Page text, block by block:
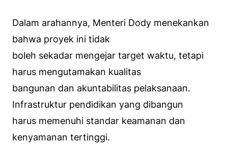
Dalam arahannya, Menteri Dody menekankan
bahwa proyek ini tidak
boleh sekadar mengejar target waktu, tetapi
harus mengutamakan kualitas
bangunan dan akuntabilitas pelaksanaan.
Infrastruktur pendidikan yang dibangun
harus memenuhi standar keamanan dan
kenyamanan tertinggi.